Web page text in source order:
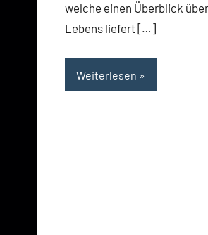
welche einen Überblick
Lebens liefert […]
Weiterlesen